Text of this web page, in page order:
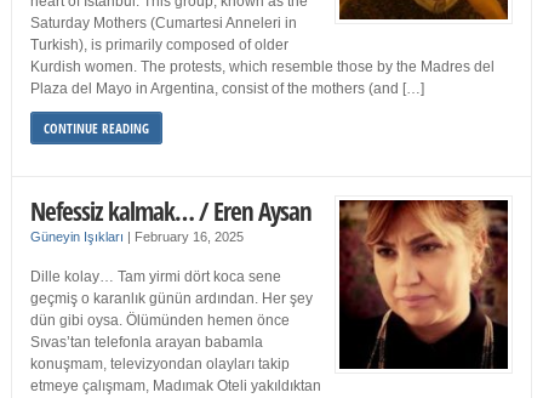
Saturday Mothers (Cumartesi Anneleri in
Turkish), is primarily composed of older
Kurdish women. The protests, which resemble those by the Madres del
Plaza del Mayo in Argentina, consist of the mothers (and […]
CONTINUE READING
Nefessiz kalmak… / Eren Aysan
Güneyin Işıkları | February 16, 2025
Dille kolay… Tam yirmi dört koca sene
geçmiş o karanlık günün ardından. Her şey
dün gibi oysa. Ölümünden hemen önce
Sıvas’tan telefonla arayan babamla
konuşmam, televizyondan olayları takip
etmeye çalışmam, Madımak Oteli yakıldıktan